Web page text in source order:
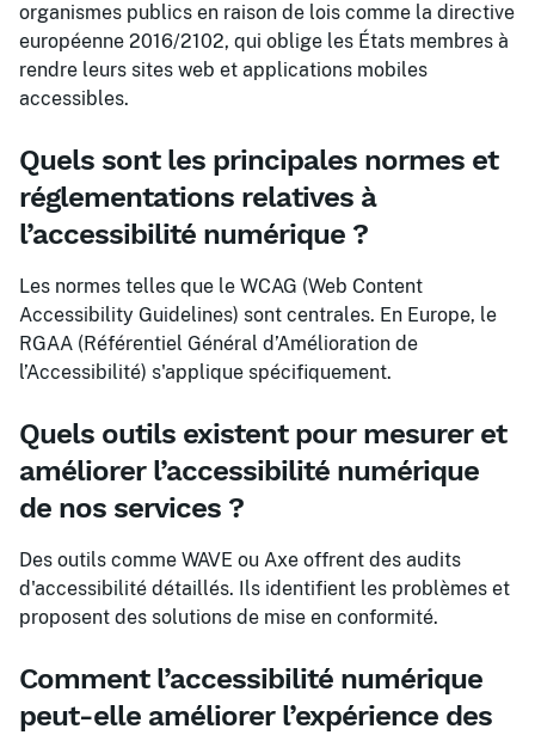
organismes publics en raison de lois comme la directive
européenne 2016/2102, qui oblige les États membres à
rendre leurs sites web et applications mobiles
accessibles.
Quels sont les principales normes et
réglementations relatives à
l’accessibilité numérique ?
Les normes telles que le WCAG (Web Content
Accessibility Guidelines) sont centrales. En Europe, le
RGAA (Référentiel Général d’Amélioration de
l’Accessibilité) s'applique spécifiquement.
Quels outils existent pour mesurer et
améliorer l’accessibilité numérique
de nos services ?
Des outils comme WAVE ou Axe offrent des audits
d'accessibilité détaillés. Ils identifient les problèmes et
proposent des solutions de mise en conformité.
Comment l’accessibilité numérique
peut-elle améliorer l’expérience des